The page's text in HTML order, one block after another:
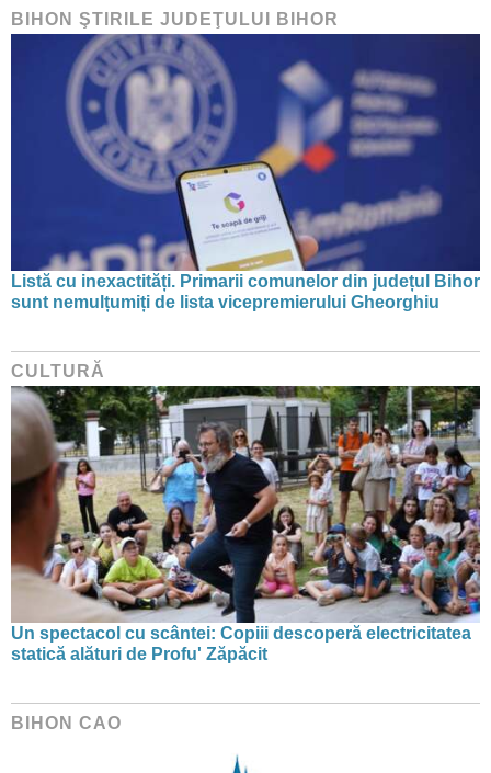
BIHON ŞTIRILE JUDEŢULUI BIHOR
Listă cu inexactități. Primarii comunelor din județul Bihor
sunt nemulțumiți de lista vicepremierului Gheorghiu
CULTURĂ
Un spectacol cu scântei: Copiii descoperă electricitatea
statică alături de Profu' Zăpăcit
BIHON CAO